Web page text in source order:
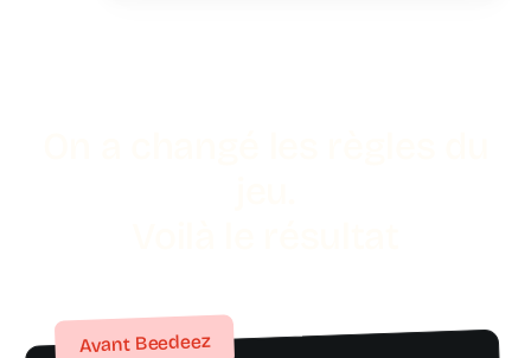
Avant Beedeez